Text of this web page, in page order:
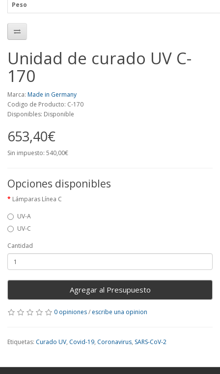
Peso
Unidad de curado UV C-
170
Marca: Made in Germany
Codigo de Producto: C-170
Disponibles: Disponible
653,40€
Sin impuesto: 540,00€
Opciones disponibles
Lámparas Línea C
UV-A
UV-C
Cantidad
Agregar al Presupuesto
0 opiniones/ escribe una opinion
Etiquetas: Curado UV, Covid-19, Coronavirus, SARS-CoV-2